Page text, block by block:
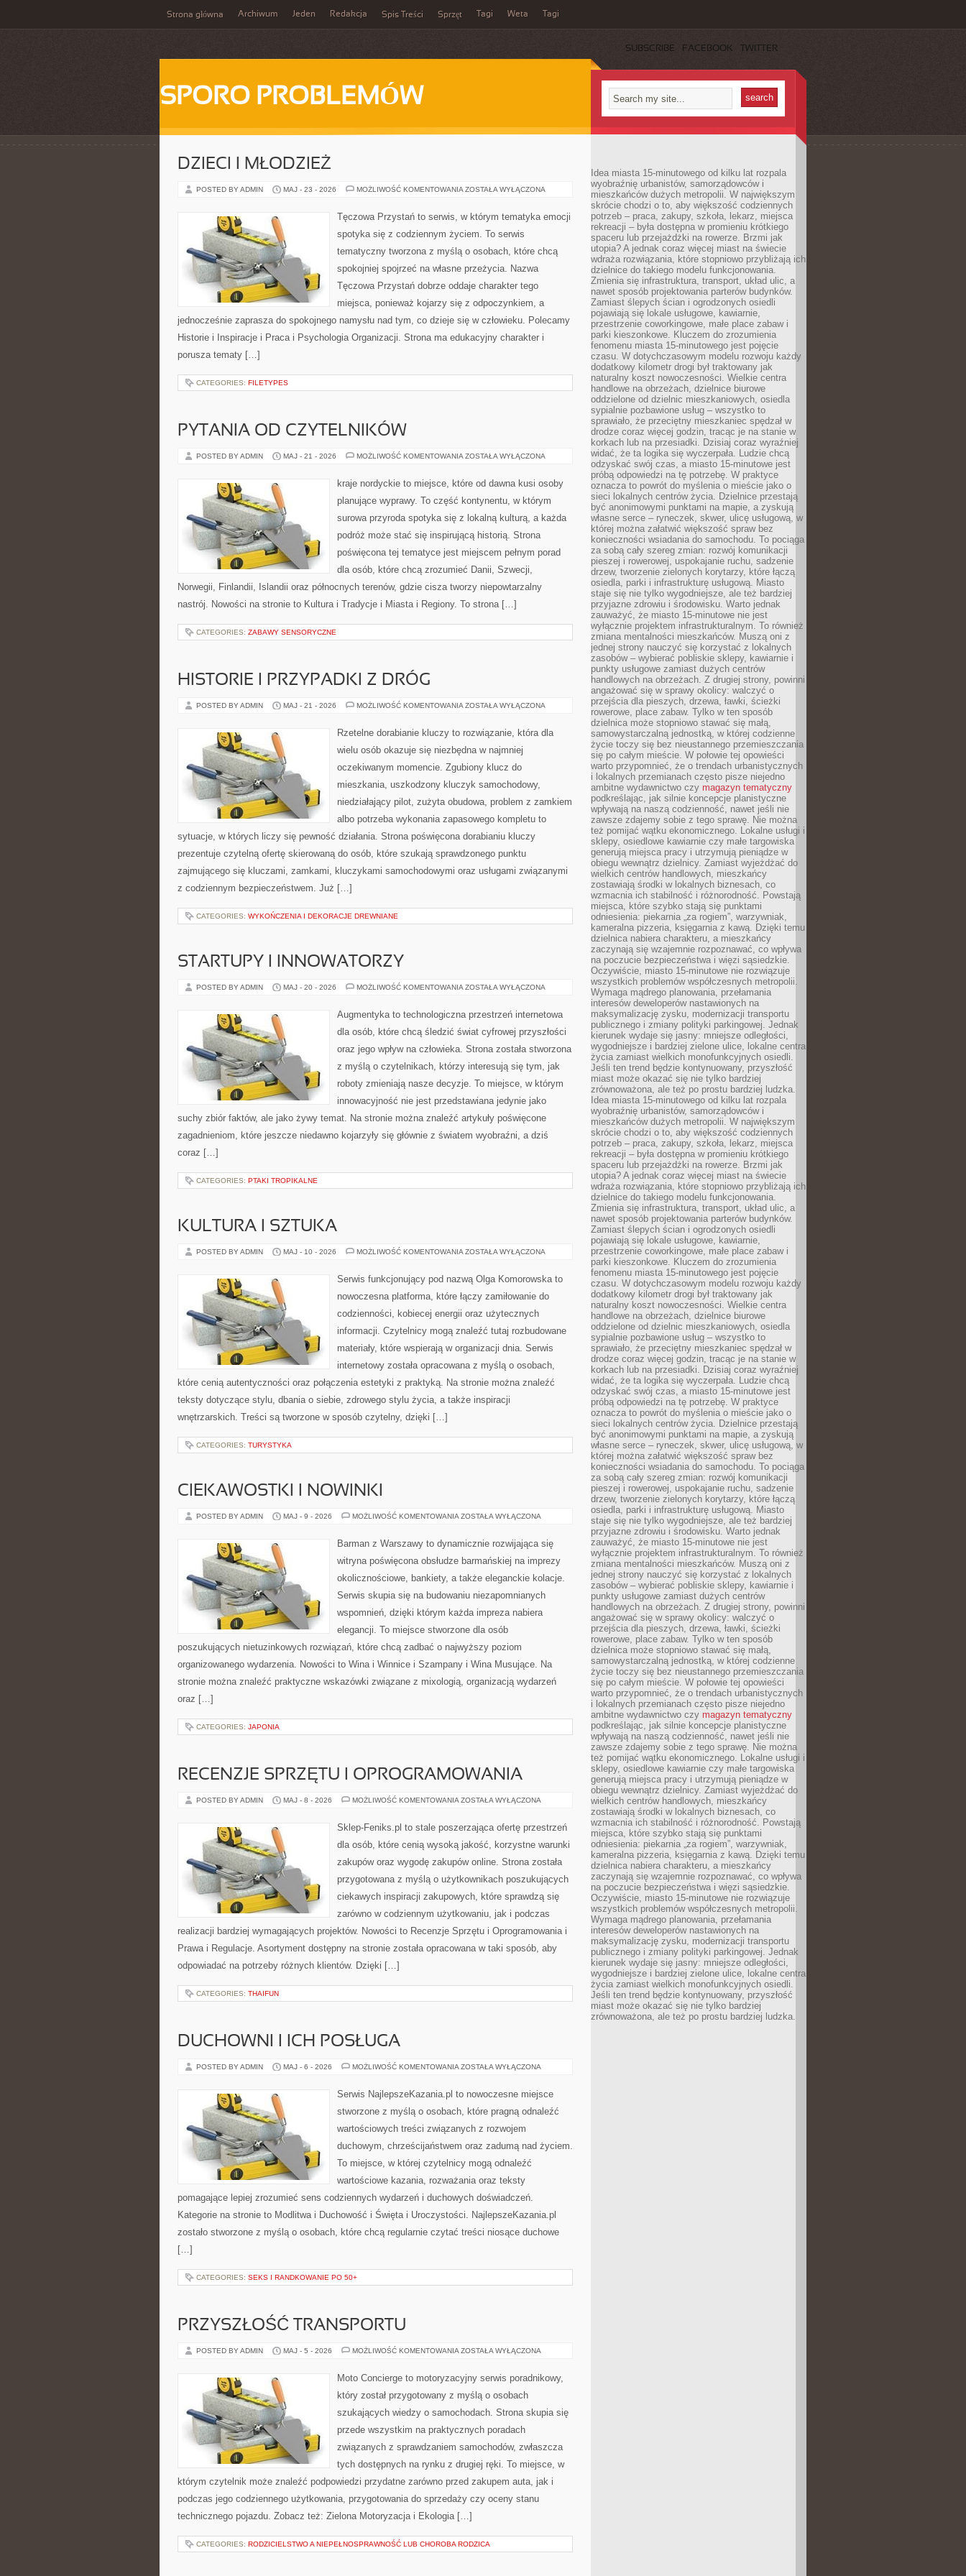
Strona główna Archiwum Jeden Redakcja Spis Treści Sprzęt Tagi Weta Tagi
SUBSCRIBE FACEBOOK TWITTER
SPORO PROBLEMÓW
DZIECI I MŁODZIEŻ
POSTED BY ADMIN MAJ - 23 - 2026 MOŻLIWOŚĆ KOMENTOWANIA DZIECI
ZOSTAŁA WYŁĄCZONA
Tęczowa Przystań to serwis, w którym tematyka emocji
spotyka się z codziennym życiem. To serwis
tematyczny tworzona z myślą o osobach, które chcą
spokojniej spojrzeć na własne przeżycia. Nazwa
Tęczowa Przystań dobrze oddaje charakter tego
miejsca, ponieważ kojarzy się z odpoczynkiem, a
jednocześnie zaprasza do spokojnego namysłu nad tym, co dzieje się w człowieku. Polecamy
Historie i Inspiracje i Praca i Psychologia Organizacji. Strona ma edukacyjny charakter i
porusza tematy […]
CATEGORIES: FILETYPES
PYTANIA OD CZYTELNIKÓW
POSTED BY ADMIN MAJ - 21 - 2026 MOŻLIWOŚĆ KOMENTOWANIA PYTANIA
ZOSTAŁA WYŁĄCZONA
kraje nordyckie to miejsce, które od dawna kusi osoby
planujące wyprawy. To część kontynentu, w którym
surowa przyroda spotyka się z lokalną kulturą, a każda
podróż może stać się inspirującą historią. Strona
poświęcona tej tematyce jest miejscem pełnym porad
dla osób, które chcą zrozumieć Danii, Szwecji,
Norwegii, Finlandii, Islandii oraz północnych terenów, gdzie cisza tworzy niepowtarzalny
nastrój. Nowości na stronie to Kultura i Tradycje i Miasta i Regiony. To strona […]
CATEGORIES: ZABAWY SENSORYCZNE
HISTORIE I PRZYPADKI Z DRÓG
POSTED BY ADMIN MAJ - 21 - 2026 MOŻLIWOŚĆ KOMENTOWANIA HISTORIE
DRÓG
ZOSTAŁA WYŁĄCZONA
Rzetelne dorabianie kluczy to rozwiązanie, która dla
wielu osób okazuje się niezbędna w najmniej
oczekiwanym momencie. Zgubiony klucz do
mieszkania, uszkodzony kluczyk samochodowy,
niedziałający pilot, zużyta obudowa, problem z zamkiem
albo potrzeba wykonania zapasowego kompletu to
sytuacje, w których liczy się pewność działania. Strona poświęcona dorabianiu kluczy
prezentuje czytelną ofertę skierowaną do osób, które szukają sprawdzonego punktu
zajmującego się kluczami, zamkami, kluczykami samochodowymi oraz usługami związanymi
z codziennym bezpieczeństwem. Już […]
CATEGORIES: WYKOŃCZENIA I DEKORACJE DREWNIANE
STARTUPY I INNOWATORZY
POSTED BY ADMIN MAJ - 20 - 2026 MOŻLIWOŚĆ KOMENTOWANIA STARTUPY
ZOSTAŁA WYŁĄCZONA
Augmentyka to technologiczna przestrzeń internetowa
dla osób, które chcą śledzić świat cyfrowej przyszłości
oraz jego wpływ na człowieka. Strona została stworzona
z myślą o czytelnikach, którzy interesują się tym, jak
roboty zmieniają nasze decyzje. To miejsce, w którym
innowacyjność nie jest przedstawiana jedynie jako
suchy zbiór faktów, ale jako żywy temat. Na stronie można znaleźć artykuły poświęcone
zagadnieniom, które jeszcze niedawno kojarzyły się głównie z światem wyobraźni, a dziś
coraz […]
CATEGORIES: PTAKI TROPIKALNE
KULTURA I SZTUKA
POSTED BY ADMIN MAJ - 10 - 2026 MOŻLIWOŚĆ KOMENTOWANIA KULTURA
ZOSTAŁA WYŁĄCZONA
Serwis funkcjonujący pod nazwą Olga Komorowska to
nowoczesna platforma, które łączy zamiłowanie do
codzienności, kobiecej energii oraz użytecznych
informacji. Czytelnicy mogą znaleźć tutaj rozbudowane
materiały, które wspierają w organizacji dnia. Serwis
internetowy została opracowana z myślą o osobach,
które cenią autentyczności oraz połączenia estetyki z praktyką. Na stronie można znaleźć
teksty dotyczące stylu, dbania o siebie, zdrowego stylu życia, a także inspiracji
wnętrzarskich. Treści są tworzone w sposób czytelny, dzięki […]
CATEGORIES: TURYSTYKA
CIEKAWOSTKI I NOWINKI
POSTED BY ADMIN MAJ - 9 - 2026 MOŻLIWOŚĆ KOMENTOWANIA CIEKAWOSTKI
ZOSTAŁA WYŁĄCZONA
Barman z Warszawy to dynamicznie rozwijająca się
witryna poświęcona obsłudze barmańskiej na imprezy
okolicznościowe, bankiety, a także eleganckie kolacje.
Serwis skupia się na budowaniu niezapomnianych
wspomnień, dzięki którym każda impreza nabiera
elegancji. To miejsce stworzone dla osób
poszukujących nietuzinkowych rozwiązań, które chcą zadbać o najwyższy poziom
organizowanego wydarzenia. Nowości to Wina i Winnice i Szampany i Wina Musujące. Na
stronie można znaleźć praktyczne wskazówki związane z mixologią, organizacją wydarzeń
oraz […]
CATEGORIES: JAPONIA
RECENZJE SPRZĘTU I OPROGRAMOWANIA
POSTED BY ADMIN MAJ - 8 - 2026 MOŻLIWOŚĆ KOMENTOWANIA RECENZJE
OPROGRAMOWANIA
ZOSTAŁA WYŁĄCZONA
Sklep-Feniks.pl to stale poszerzająca ofertę przestrzeń
dla osób, które cenią wysoką jakość, korzystne warunki
zakupów oraz wygodę zakupów online. Strona została
przygotowana z myślą o użytkownikach poszukujących
ciekawych inspiracji zakupowych, które sprawdzą się
zarówno w codziennym użytkowaniu, jak i podczas
realizacji bardziej wymagających projektów. Nowości to Recenzje Sprzętu i Oprogramowania i
Prawa i Regulacje. Asortyment dostępny na stronie została opracowana w taki sposób, aby
odpowiadać na potrzeby różnych klientów. Dzięki […]
CATEGORIES: THAIFUN
DUCHOWNI I ICH POSŁUGA
POSTED BY ADMIN MAJ - 6 - 2026 MOŻLIWOŚĆ KOMENTOWANIA DUCHOWNI
ZOSTAŁA WYŁĄCZONA
Serwis NajlepszeKazania.pl to nowoczesne miejsce
stworzone z myślą o osobach, które pragną odnaleźć
wartościowych treści związanych z rozwojem
duchowym, chrześcijaństwem oraz zadumą nad życiem.
To miejsce, w której czytelnicy mogą odnaleźć
wartościowe kazania, rozważania oraz teksty
pomagające lepiej zrozumieć sens codziennych wydarzeń i duchowych doświadczeń.
Kategorie na stronie to Modlitwa i Duchowość i Święta i Uroczystości. NajlepszeKazania.pl
zostało stworzone z myślą o osobach, które chcą regularnie czytać treści niosące duchowe
[…]
CATEGORIES: SEKS I RANDKOWANIE PO 50+
PRZYSZŁOŚĆ TRANSPORTU
POSTED BY ADMIN MAJ - 5 - 2026 MOŻLIWOŚĆ KOMENTOWANIA PRZYSZŁOŚĆ
ZOSTAŁA WYŁĄCZONA
Moto Concierge to motoryzacyjny serwis poradnikowy,
który został przygotowany z myślą o osobach
szukających wiedzy o samochodach. Strona skupia się
przede wszystkim na praktycznych poradach
związanych z sprawdzaniem samochodów, zwłaszcza
tych dostępnych na rynku z drugiej ręki. To miejsce, w
którym czytelnik może znaleźć podpowiedzi przydatne zarówno przed zakupem auta, jak i
podczas jego codziennego użytkowania, przygotowania do sprzedaży czy oceny stanu
technicznego pojazdu. Zobacz też: Zielona Motoryzacja i Ekologia […]
CATEGORIES: RODZICIELSTWO A NIEPEŁNOSPRAWNOŚĆ LUB CHOROBA RODZICA
Idea miasta 15-minutowego od kilku lat rozpala
wyobraźnię urbanistów, samorządowców i
mieszkańców dużych metropolii. W największym
skrócie chodzi o to, aby większość codziennych
potrzeb – praca, zakupy, szkoła, lekarz, miejsca
rekreacji – była dostępna w promieniu krótkiego
spaceru lub przejażdżki na rowerze. Brzmi jak
utopia? A jednak coraz więcej miast na świecie
wdraża rozwiązania, które stopniowo przybliżają ich
dzielnice do takiego modelu funkcjonowania.
Zmienia się infrastruktura, transport, układ ulic, a
nawet sposób projektowania parterów budynków.
Zamiast ślepych ścian i ogrodzonych osiedli
pojawiają się lokale usługowe, kawiarnie,
przestrzenie coworkingowe, małe place zabaw i
parki kieszonkowe. Kluczem do zrozumienia
fenomenu miasta 15-minutowego jest pojęcie
czasu. W dotychczasowym modelu rozwoju każdy
dodatkowy kilometr drogi był traktowany jak
naturalny koszt nowoczesności. Wielkie centra
handlowe na obrzeżach, dzielnice biurowe
oddzielone od dzielnic mieszkaniowych, osiedla
sypialnie pozbawione usług – wszystko to
sprawiało, że przeciętny mieszkaniec spędzał w
drodze coraz więcej godzin, tracąc je na stanie w
korkach lub na przesiadki. Dzisiaj coraz wyraźniej
widać, że ta logika się wyczerpała. Ludzie chcą
odzyskać swój czas, a miasto 15-minutowe jest
próbą odpowiedzi na tę potrzebę. W praktyce
oznacza to powrót do myślenia o mieście jako o
sieci lokalnych centrów życia. Dzielnice przestają
być anonimowymi punktami na mapie, a zyskują
własne serce – ryneczek, skwer, ulicę usługową, w
której można załatwić większość spraw bez
konieczności wsiadania do samochodu. To pociąga
za sobą cały szereg zmian: rozwój komunikacji
pieszej i rowerowej, uspokajanie ruchu, sadzenie
drzew, tworzenie zielonych korytarzy, które łączą
osiedla, parki i infrastrukturę usługową. Miasto
staje się nie tylko wygodniejsze, ale też bardziej
przyjazne zdrowiu i środowisku. Warto jednak
zauważyć, że miasto 15-minutowe nie jest
wyłącznie projektem infrastrukturalnym. To również
zmiana mentalności mieszkańców. Muszą oni z
jednej strony nauczyć się korzystać z lokalnych
zasobów – wybierać pobliskie sklepy, kawiarnie i
punkty usługowe zamiast dużych centrów
handlowych na obrzeżach. Z drugiej strony, powinni
angażować się w sprawy okolicy: walczyć o
przejścia dla pieszych, drzewa, ławki, ścieżki
rowerowe, place zabaw. Tylko w ten sposób
dzielnica może stopniowo stawać się małą,
samowystarczalną jednostką, w której codzienne
życie toczy się bez nieustannego przemieszczania
się po całym mieście. W połowie tej opowieści
warto przypomnieć, że o trendach urbanistycznych
i lokalnych przemianach często pisze niejedno
ambitne wydawnictwo czy magazyn tematyczny
podkreślając, jak silnie koncepcje planistyczne
wpływają na naszą codzienność, nawet jeśli nie
zawsze zdajemy sobie z tego sprawę. Nie można
też pomijać wątku ekonomicznego. Lokalne usługi i
sklepy, osiedlowe kawiarnie czy małe targowiska
generują miejsca pracy i utrzymują pieniądze w
obiegu wewnątrz dzielnicy. Zamiast wyjeżdżać do
wielkich centrów handlowych, mieszkańcy
zostawiają środki w lokalnych biznesach, co
wzmacnia ich stabilność i różnorodność. Powstają
miejsca, które szybko stają się punktami
odniesienia: piekarnia „za rogiem”, warzywniak,
kameralna pizzeria, księgarnia z kawą. Dzięki temu
dzielnica nabiera charakteru, a mieszkańcy
zaczynają się wzajemnie rozpoznawać, co wpływa
na poczucie bezpieczeństwa i więzi sąsiedzkie.
Oczywiście, miasto 15-minutowe nie rozwiązuje
wszystkich problemów współczesnych metropolii.
Wymaga mądrego planowania, przełamania
interesów deweloperów nastawionych na
maksymalizację zysku, modernizacji transportu
publicznego i zmiany polityki parkingowej. Jednak
kierunek wydaje się jasny: mniejsze odległości,
wygodniejsze i bardziej zielone ulice, lokalne centra
życia zamiast wielkich monofunkcyjnych osiedli.
Jeśli ten trend będzie kontynuowany, przyszłość
miast może okazać się nie tylko bardziej
zrównoważona, ale też po prostu bardziej ludzka.
Idea miasta 15-minutowego od kilku lat rozpala
wyobraźnię urbanistów, samorządowców i
mieszkańców dużych metropolii. W największym
skrócie chodzi o to, aby większość codziennych
potrzeb – praca, zakupy, szkoła, lekarz, miejsca
rekreacji – była dostępna w promieniu krótkiego
spaceru lub przejażdżki na rowerze. Brzmi jak
utopia? A jednak coraz więcej miast na świecie
wdraża rozwiązania, które stopniowo przybliżają ich
dzielnice do takiego modelu funkcjonowania.
Zmienia się infrastruktura, transport, układ ulic, a
nawet sposób projektowania parterów budynków.
Zamiast ślepych ścian i ogrodzonych osiedli
pojawiają się lokale usługowe, kawiarnie,
przestrzenie coworkingowe, małe place zabaw i
parki kieszonkowe. Kluczem do zrozumienia
fenomenu miasta 15-minutowego jest pojęcie
czasu. W dotychczasowym modelu rozwoju każdy
dodatkowy kilometr drogi był traktowany jak
naturalny koszt nowoczesności. Wielkie centra
handlowe na obrzeżach, dzielnice biurowe
oddzielone od dzielnic mieszkaniowych, osiedla
sypialnie pozbawione usług – wszystko to
sprawiało, że przeciętny mieszkaniec spędzał w
drodze coraz więcej godzin, tracąc je na stanie w
korkach lub na przesiadki. Dzisiaj coraz wyraźniej
widać, że ta logika się wyczerpała. Ludzie chcą
odzyskać swój czas, a miasto 15-minutowe jest
próbą odpowiedzi na tę potrzebę. W praktyce
oznacza to powrót do myślenia o mieście jako o
sieci lokalnych centrów życia. Dzielnice przestają
być anonimowymi punktami na mapie, a zyskują
własne serce – ryneczek, skwer, ulicę usługową, w
której można załatwić większość spraw bez
konieczności wsiadania do samochodu. To pociąga
za sobą cały szereg zmian: rozwój komunikacji
pieszej i rowerowej, uspokajanie ruchu, sadzenie
drzew, tworzenie zielonych korytarzy, które łączą
osiedla, parki i infrastrukturę usługową. Miasto
staje się nie tylko wygodniejsze, ale też bardziej
przyjazne zdrowiu i środowisku. Warto jednak
zauważyć, że miasto 15-minutowe nie jest
wyłącznie projektem infrastrukturalnym. To również
zmiana mentalności mieszkańców. Muszą oni z
jednej strony nauczyć się korzystać z lokalnych
zasobów – wybierać pobliskie sklepy, kawiarnie i
punkty usługowe zamiast dużych centrów
handlowych na obrzeżach. Z drugiej strony, powinni
angażować się w sprawy okolicy: walczyć o
przejścia dla pieszych, drzewa, ławki, ścieżki
rowerowe, place zabaw. Tylko w ten sposób
dzielnica może stopniowo stawać się małą,
samowystarczalną jednostką, w której codzienne
życie toczy się bez nieustannego przemieszczania
się po całym mieście. W połowie tej opowieści
warto przypomnieć, że o trendach urbanistycznych
i lokalnych przemianach często pisze niejedno
ambitne wydawnictwo czy magazyn tematyczny
podkreślając, jak silnie koncepcje planistyczne
wpływają na naszą codzienność, nawet jeśli nie
zawsze zdajemy sobie z tego sprawę. Nie można
też pomijać wątku ekonomicznego. Lokalne usługi i
sklepy, osiedlowe kawiarnie czy małe targowiska
generują miejsca pracy i utrzymują pieniądze w
obiegu wewnątrz dzielnicy. Zamiast wyjeżdżać do
wielkich centrów handlowych, mieszkańcy
zostawiają środki w lokalnych biznesach, co
wzmacnia ich stabilność i różnorodność. Powstają
miejsca, które szybko stają się punktami
odniesienia: piekarnia „za rogiem”, warzywniak,
kameralna pizzeria, księgarnia z kawą. Dzięki temu
dzielnica nabiera charakteru, a mieszkańcy
zaczynają się wzajemnie rozpoznawać, co wpływa
na poczucie bezpieczeństwa i więzi sąsiedzkie.
Oczywiście, miasto 15-minutowe nie rozwiązuje
wszystkich problemów współczesnych metropolii.
Wymaga mądrego planowania, przełamania
interesów deweloperów nastawionych na
maksymalizację zysku, modernizacji transportu
publicznego i zmiany polityki parkingowej. Jednak
kierunek wydaje się jasny: mniejsze odległości,
wygodniejsze i bardziej zielone ulice, lokalne centra
życia zamiast wielkich monofunkcyjnych osiedli.
Jeśli ten trend będzie kontynuowany, przyszłość
miast może okazać się nie tylko bardziej
zrównoważona, ale też po prostu bardziej ludzka.